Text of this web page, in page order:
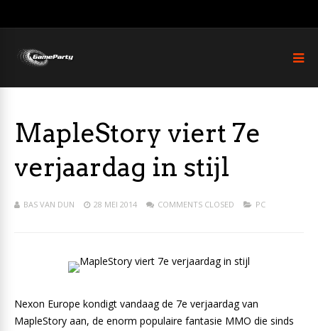
MapleStory viert 7e
verjaardag in stijl
BAS VAN DUN 28 MEI 2014 COMMENTS CLOSED PC
Nexon Europe kondigt vandaag de 7e verjaardag van
MapleStory aan, de enorm populaire fantasie MMO die sinds